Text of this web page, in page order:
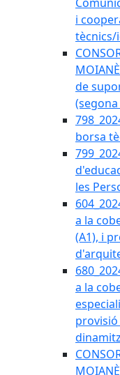
i
tècnics/
de
borsa
les
a la
(A1), i
a la